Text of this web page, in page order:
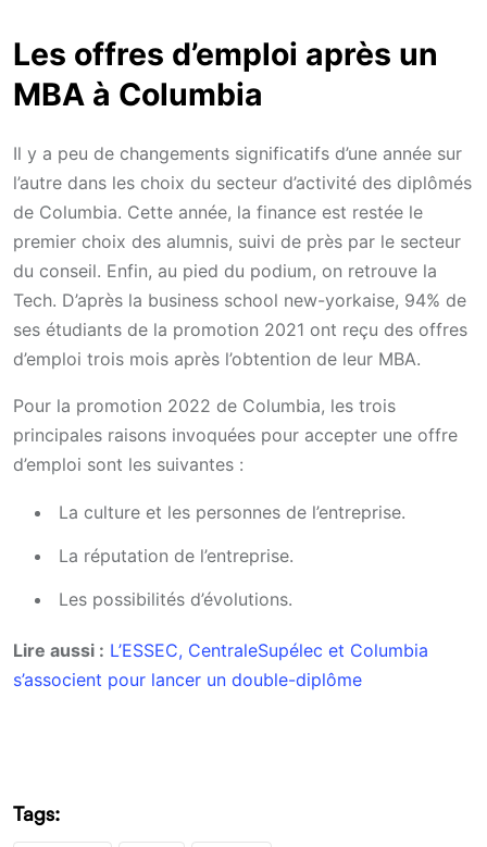
Les offres d’emploi après un
MBA à Columbia
Il y a peu de changements significatifs d’une année sur
l’autre dans les choix du secteur d’activité des diplômés
de Columbia. Cette année, la finance est restée le
premier choix des alumnis, suivi de près par le secteur
du conseil. Enfin, au pied du podium, on retrouve la
Tech. D’après la business school new-yorkaise, 94% de
ses étudiants de la promotion 2021 ont reçu des offres
d’emploi trois mois après l’obtention de leur MBA.
Pour la promotion 2022 de Columbia, les trois
principales raisons invoquées pour accepter une offre
d’emploi sont les suivantes :
La culture et les personnes de l’entreprise.
La réputation de l’entreprise.
Les possibilités d’évolutions.
Lire aussi : L’ESSEC, CentraleSupélec et Columbia
s’associent pour lancer un double-diplôme
Tags: